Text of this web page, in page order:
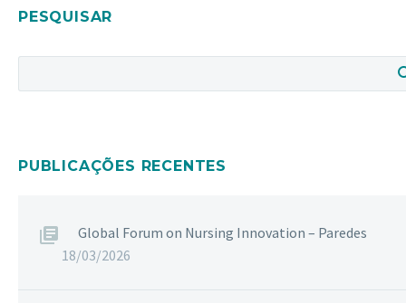
PESQUISAR
PUBLICAÇÕES RECENTES
Global Forum on Nursing Innovation – Paredes
18/03/2026